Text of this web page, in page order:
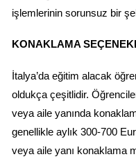
işlemlerinin sorunsuz bir
KONAKLAMA
İtalya’da eğitim alacak
oldukça çeşitlidir.
veya aile yanında
genellikle aylık 300-700
veya aile yanı konaklama